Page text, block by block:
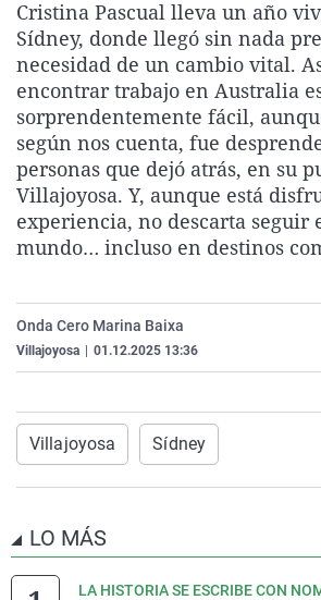
Cristina Pascual lleva un año
Sídney, donde llegó sin nada
necesidad de un cambio vital.
encontrar trabajo en Australia
sorprendentemente fácil,
según nos cuenta, fue
personas que dejó atrás, en su
Villajoyosa. Y, aunque está
experiencia, no descarta seguir
mundo… incluso en destinos
Onda Cero Marina Baixa
Villajoyosa 01.12.2025 13:36
Villajoyosa Sídney
LO MÁS
LA HISTORIA SE ESCRIBE CON